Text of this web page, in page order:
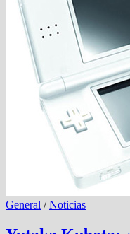
General /Noticias